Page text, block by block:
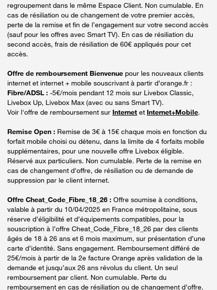
regroupement dans le même Espace Client. Non cumulable. En
cas de résiliation ou de changement de votre premier accès,
perte de la remise et fin de l’engagement sur votre second accès
(sauf pour les offres avec Smart TV). En cas de résiliation du
second accès, frais de résiliation de 60€ appliqués pour cet
accès.
Offre de remboursement Bienvenue pour les nouveaux clients
internet et internet + mobile souscrivant à partir d’orange.fr :
Fibre/ADSL : -5€/mois pendant 12 mois sur Livebox Classic,
Livebox Up, Livebox Max (avec ou sans Smart TV).
Voir l'offre de remboursement sur Internet et Internet+Mobile.
Remise Open : Remise de 3€ à 15€ chaque mois en fonction du
forfait mobile choisi ou détenu, dans la limite de 4 forfaits mobile
supplémentaires, pour une nouvelle offre Livebox éligible.
Réservé aux particuliers. Non cumulable. Perte de la remise en
cas de changement d'offre, de résiliation ou de demande de
suppression par le client internet.
Offre Cheat_Code_Fibre_18_26 : Offre soumise à conditions,
valable à partir du 10/04/2025 en France métropolitaine, sous
réserve d’éligibilité et d’équipements compatibles, pour la
souscription à l’offre Cheat_Code_Fibre_18_26 par des clients
âgés de 18 à 26 ans et 6 mois maximum, sur présentation d’une
carte d’identité. Sans engagement. Remboursement différé de
25€/mois à partir de la 2e facture Orange après validation de la
demande et jusqu’aux 26 ans révolus du client. Un seul
remboursement par client. Non cumulable. Perte du
remboursement en cas de résiliation ou de changement d’offre.